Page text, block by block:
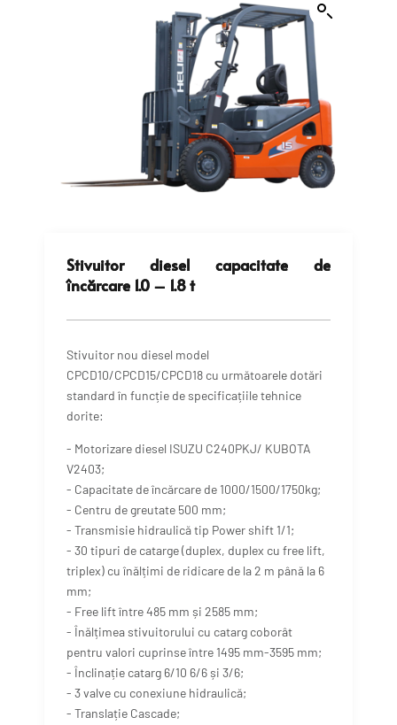
Stivuitor diesel capacitate de
încărcare 1.0 – 1.8 t
Stivuitor nou diesel model
CPCD10/CPCD15/CPCD18 cu următoarele dotări
standard în funcție de specificațiile tehnice
dorite:
- Motorizare diesel ISUZU C240PKJ/ KUBOTA
V2403;
- Capacitate de încărcare de 1000/1500/1750kg;
- Centru de greutate 500 mm;
- Transmisie hidraulică tip Power shift 1/1;
- 30 tipuri de catarge (duplex, duplex cu free lift,
triplex) cu înălțimi de ridicare de la 2 m până la 6
mm;
- Free lift între 485 mm și 2585 mm;
- Înălțimea stivuitorului cu catarg coborât
pentru valori cuprinse între 1495 mm-3595 mm;
- Înclinație catarg 6/10 6/6 și 3/6;
- 3 valve cu conexiune hidraulică;
- Translație Cascade;